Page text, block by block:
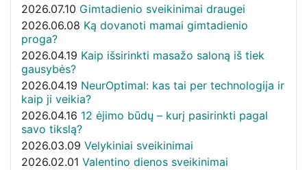
2026.07.10 Gimtadienio sveikinimai draugei
2026.06.08 Ką dovanoti mamai gimtadienio
proga?
2026.04.19 Kaip išsirinkti masažo saloną iš tiek
gausybės?
2026.04.19 NeurOptimal: kas tai per technologija ir
kaip ji veikia?
2026.04.16 12 ėjimo būdų – kurį pasirinkti pagal
savo tikslą?
2026.03.09 Velykiniai sveikinimai
2026.02.01 Valentino dienos sveikinimai